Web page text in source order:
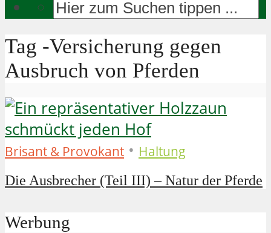
Tag -Versicherung gegen
Ausbruch von Pferden
Brisant & Provokant • Haltung
Die Ausbrecher (Teil III) – Natur der Pferde
Werbung